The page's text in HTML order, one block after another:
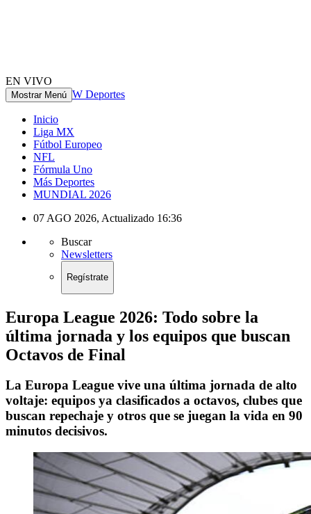
EN VIVO
Mostrar Menú W Deportes
Inicio
Liga MX
Fútbol Europeo
NFL
Fórmula Uno
Más Deportes
MUNDIAL 2026
07 AGO 2026, Actualizado 16:36
Buscar
Newsletters
Regístrate
Europa League 2026: Todo sobre la
última jornada y los equipos que buscan
Octavos de Final
La Europa League vive una última jornada de alto
voltaje: equipos ya clasificados a octavos, clubes que
buscan repechaje y otros que se juegan la vida en 90
minutos decisivos.